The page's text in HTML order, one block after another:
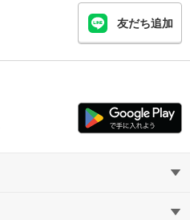
友だち追加